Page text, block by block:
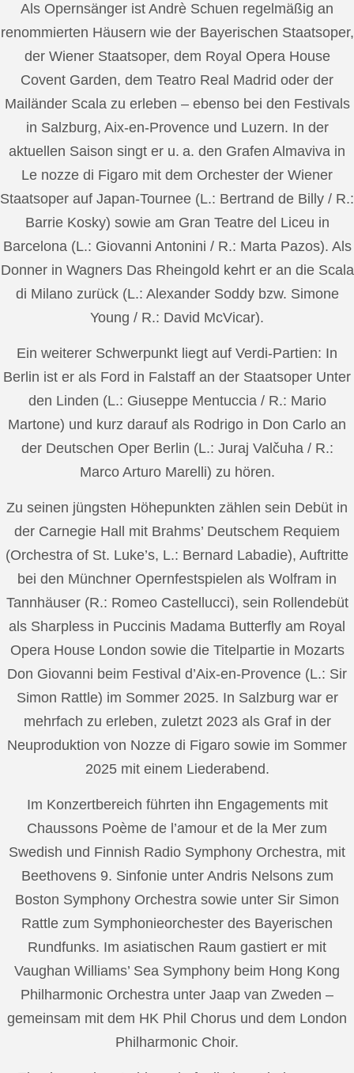
Als Opernsänger ist Andrè Schuen regelmäßig an
renommierten Häusern wie der Bayerischen Staatsoper,
der Wiener Staatsoper, dem Royal Opera House
Covent Garden, dem Teatro Real Madrid oder der
Mailänder Scala zu erleben – ebenso bei den Festivals
in Salzburg, Aix-en-Provence und Luzern. In der
aktuellen Saison singt er u. a. den Grafen Almaviva in
Le nozze di Figaro mit dem Orchester der Wiener
Staatsoper auf Japan-Tournee (L.: Bertrand de Billy / R.:
Barrie Kosky) sowie am Gran Teatre del Liceu in
Barcelona (L.: Giovanni Antonini / R.: Marta Pazos). Als
Donner in Wagners Das Rheingold kehrt er an die Scala
di Milano zurück (L.: Alexander Soddy bzw. Simone
Young / R.: David McVicar).
Ein weiterer Schwerpunkt liegt auf Verdi-Partien: In
Berlin ist er als Ford in Falstaff an der Staatsoper Unter
den Linden (L.: Giuseppe Mentuccia / R.: Mario
Martone) und kurz darauf als Rodrigo in Don Carlo an
der Deutschen Oper Berlin (L.: Juraj Valčuha / R.:
Marco Arturo Marelli) zu hören.
Zu seinen jüngsten Höhepunkten zählen sein Debüt in
der Carnegie Hall mit Brahms’ Deutschem Requiem
(Orchestra of St. Luke’s, L.: Bernard Labadie), Auftritte
bei den Münchner Opernfestspielen als Wolfram in
Tannhäuser (R.: Romeo Castellucci), sein Rollendebüt
als Sharpless in Puccinis Madama Butterfly am Royal
Opera House London sowie die Titelpartie in Mozarts
Don Giovanni beim Festival d’Aix-en-Provence (L.: Sir
Simon Rattle) im Sommer 2025. In Salzburg war er
mehrfach zu erleben, zuletzt 2023 als Graf in der
Neuproduktion von Nozze di Figaro sowie im Sommer
2025 mit einem Liederabend.
Im Konzertbereich führten ihn Engagements mit
Chaussons Poème de l’amour et de la Mer zum
Swedish und Finnish Radio Symphony Orchestra, mit
Beethovens 9. Sinfonie unter Andris Nelsons zum
Boston Symphony Orchestra sowie unter Sir Simon
Rattle zum Symphonieorchester des Bayerischen
Rundfunks. Im asiatischen Raum gastiert er mit
Vaughan Williams’ Sea Symphony beim Hong Kong
Philharmonic Orchestra unter Jaap van Zweden –
gemeinsam mit dem HK Phil Chorus und dem London
Philharmonic Choir.